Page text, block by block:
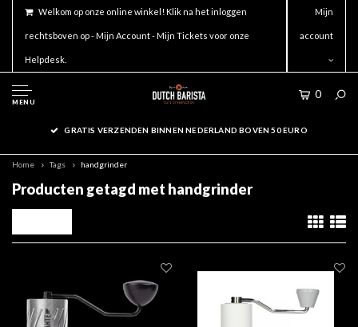
Welkom op onze online winkel! Klik na het inloggen
rechtsboven op - Mijn Account - Mijn Tickets voor onze
Helpdesk.
Mijn
account
MENU
0
GRATIS VERZENDEN BINNEN NEDERLAND BOVEN 50 EURO
Home Tags handgrinder
Producten getagd met handgrinder